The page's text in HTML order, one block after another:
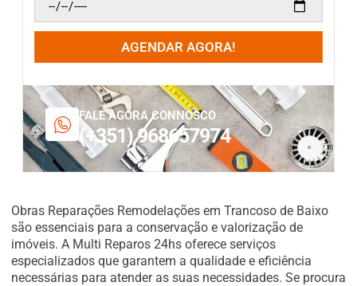
AGENDAR AGORA!
FALE AGORA CONNOSCO
(+351) 968657974
Obras Reparações Remodelações em Trancoso de Baixo
são essenciais para a conservação e valorização de
imóveis. A Multi Reparos 24hs oferece serviços
especializados que garantem a qualidade e eficiência
necessárias para atender as suas necessidades. Se procura